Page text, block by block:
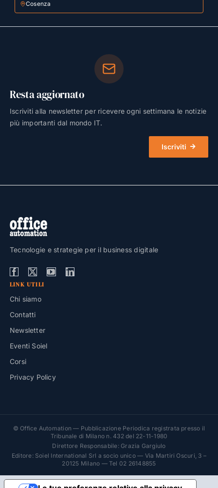
Cosenza
Resta aggiornato
Iscriviti alla newsletter per ricevere ogni settimana le notizie
più importanti dal mondo IT.
Iscriviti
Tecnologie e strategie per il business digitale
LINK UTILI
Chi siamo
Contatti
Newsletter
Eventi Soiel
Corsi
Privacy Policy
© Office Automation — Pubblicazione Periodica registrata presso il
Tribunale di Milano n. 432 del 22-11-1980
Direttore Responsabile: Grazia Gargiulo
Editore: Soiel International Srl a socio unico — Via Martiri Oscuri, 3 –
20125 Milano — Tel 02 26148855